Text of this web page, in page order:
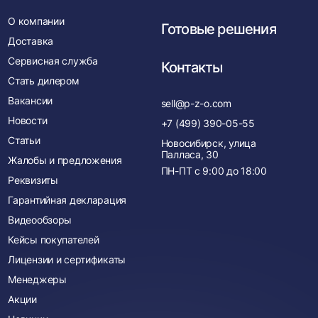
О компании
Доставка
Сервисная служба
Стать дилером
Вакансии
Новости
Статьи
Жалобы и предложения
Реквизиты
Гарантийная декларация
Видеообзоры
Кейсы покупателей
Лицензии и сертификаты
Менеджеры
Акции
Готовые решения
Контакты
sell@p-z-o.com
+7 (499) 390-05-55
Новосибирск, улица
Палласа, 30
ПН-ПТ с 9:00 до 18:00